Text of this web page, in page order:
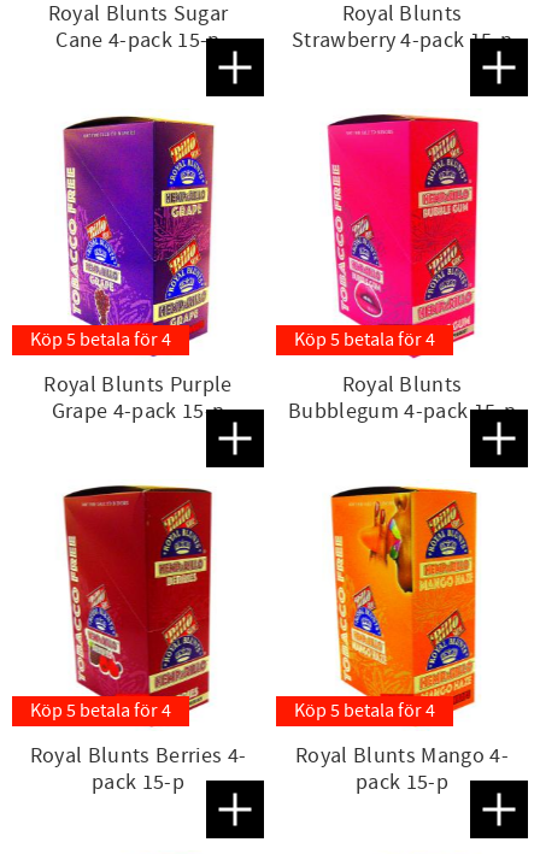
Royal Blunts Sugar
Cane 4-pack 15-p
Lägg till i favoriter
Royal Blunts
Strawberry 4-pack 15-p
Köp 5 betala för 4
Royal Blunts Purple
Grape 4-pack 15-p
Lägg till i favoriter
Köp 5 betala för 4
Royal Blunts
Bubblegum 4-pack 15-p
Köp 5 betala för 4
Royal Blunts Berries 4-
pack 15-p
Lägg till i favoriter
Köp 5 betala för 4
Royal Blunts Mango 4-
pack 15-p